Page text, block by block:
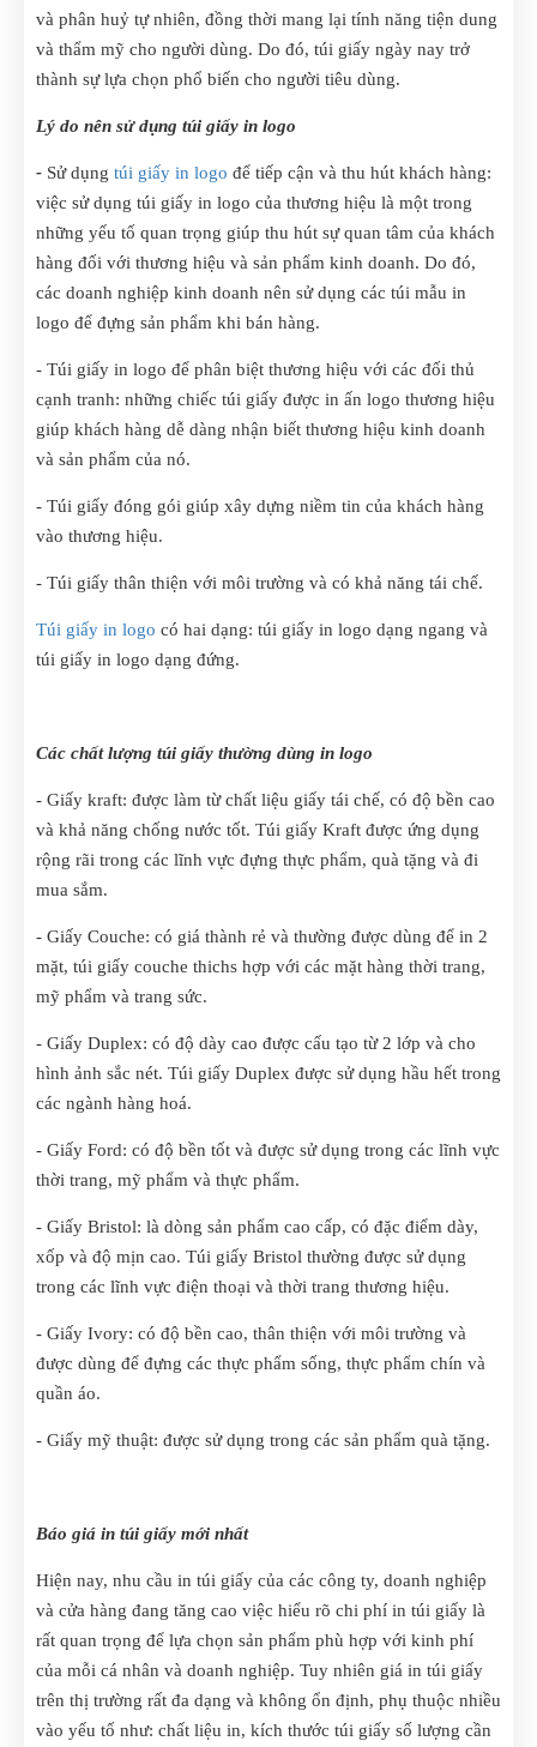
và phân huỷ tự nhiên, đồng thời mang lại tính năng tiện dung
và thẩm mỹ cho người dùng. Do đó, túi giấy ngày nay trở
thành sự lựa chọn phổ biến cho người tiêu dùng.
Lý do nên sử dụng túi giấy in logo
- Sử dụng túi giấy in logo để tiếp cận và thu hút khách hàng:
việc sử dụng túi giấy in logo của thương hiệu là một trong
những yếu tố quan trọng giúp thu hút sự quan tâm của khách
hàng đối với thương hiệu và sản phẩm kinh doanh. Do đó,
các doanh nghiệp kinh doanh nên sử dụng các túi mẫu in
logo để đựng sản phẩm khi bán hàng.
- Túi giấy in logo để phân biệt thương hiệu với các đối thủ
cạnh tranh: những chiếc túi giấy được in ấn logo thương hiệu
giúp khách hàng dễ dàng nhận biết thương hiệu kinh doanh
và sản phẩm của nó.
- Túi giấy đóng gói giúp xây dựng niềm tin của khách hàng
vào thương hiệu.
- Túi giấy thân thiện với môi trường và có khả năng tái chế.
Túi giấy in logo có hai dạng: túi giấy in logo dạng ngang và
túi giấy in logo dạng đứng.
Các chất lượng túi giấy thường dùng in logo
- Giấy kraft: được làm từ chất liệu giấy tái chế, có độ bền cao
và khả năng chống nước tốt. Túi giấy Kraft được ứng dụng
rộng rãi trong các lĩnh vực đựng thực phẩm, quà tặng và đi
mua sắm.
- Giấy Couche: có giá thành rẻ và thường được dùng để in 2
mặt, túi giấy couche thichs hợp với các mặt hàng thời trang,
mỹ phẩm và trang sức.
- Giấy Duplex: có độ dày cao được cấu tạo từ 2 lớp và cho
hình ảnh sắc nét. Túi giấy Duplex được sử dụng hầu hết trong
các ngành hàng hoá.
- Giấy Ford: có độ bền tốt và được sử dụng trong các lĩnh vực
thời trang, mỹ phẩm và thực phẩm.
- Giấy Bristol: là dòng sản phẩm cao cấp, có đặc điểm dày,
xốp và độ mịn cao. Túi giấy Bristol thường được sử dụng
trong các lĩnh vực điện thoại và thời trang thương hiệu.
- Giấy Ivory: có độ bền cao, thân thiện với môi trường và
được dùng để đựng các thực phẩm sống, thực phẩm chín và
quần áo.
- Giấy mỹ thuật: được sử dụng trong các sản phẩm quà tặng.
Báo giá in túi giấy mới nhất
Hiện nay, nhu cầu in túi giấy của các công ty, doanh nghiệp
và cửa hàng đang tăng cao việc hiểu rõ chi phí in túi giấy là
rất quan trọng để lựa chọn sản phẩm phù hợp với kinh phí
của mỗi cá nhân và doanh nghiệp. Tuy nhiên giá in túi giấy
trên thị trường rất đa dạng và không ổn định, phụ thuộc nhiều
vào yếu tố như: chất liệu in, kích thước túi giấy số lượng cần